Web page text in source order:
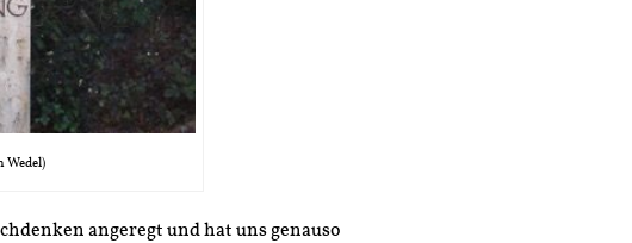
Wedel)
angeregt und hat uns genauso